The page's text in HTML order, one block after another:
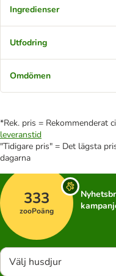
Ingredienser
Utfodring
Omdömen
*Rek. pris = Rekommenderat
leveranstid
"Tidigare pris" = Det lägsta
dagarna
333
zooPoäng
Välj husdjur